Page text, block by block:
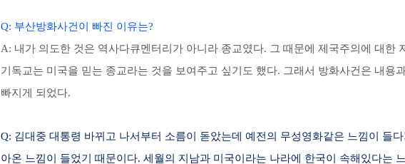
Q: 부산방화사건이 빠진 이유는?
A: 내가 의도한 것은 역사다큐멘터리가 아니라 종교였다. 그 때문에 제국주의에 대한
기독교는 미국을 믿는 종교라는 것을 보여주고 싶기도 했다. 그래서 방화사건은 내용
빠지게 되었다.
Q: 김대중 대통령 바뀌고 나서부터 소름이 돋았는데 예전의 무성영화같은 느낌이 들
아온 느낌이 들었기 때문이다. 세월의 지남과 미국이라는 나라에 한국이 속해있다는